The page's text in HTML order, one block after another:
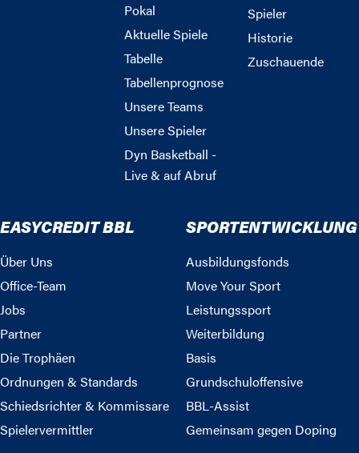
Pokal
Aktuelle Spiele
Tabelle
Tabellenprognose
Unsere Teams
Unsere Spieler
Dyn Basketball -
Live & auf Abruf
Spieler
Historie
Zuschauende
EASYCREDIT BBL
Über Uns
Office-Team
Jobs
Partner
Die Trophäen
Ordnungen & Standards
Schiedsrichter & Kommissare
Spielervermittler
SPORTENTWICKLUNG
Ausbildungsfonds
Move Your Sport
Leistungssport
Weiterbildung
Basis
Grundschuloffensive
BBL-Assist
Gemeinsam gegen Doping